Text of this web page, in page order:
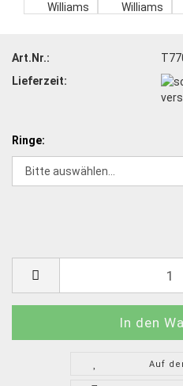
Art.Nr.:
Lieferzeit:
Ringe:
Auf